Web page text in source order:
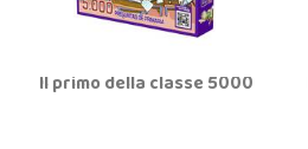
Il primo della classe 5000